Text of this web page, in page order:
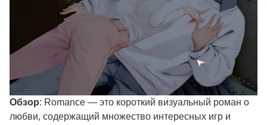
Обзор: Romance — это короткий визуальный роман о
любви, содержащий множество интересных игр и